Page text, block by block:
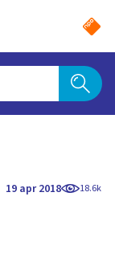
19 apr 2018 18.6k